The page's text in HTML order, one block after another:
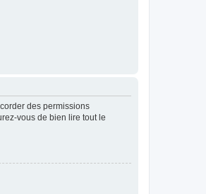
des permissions
vous de bien lire tout le